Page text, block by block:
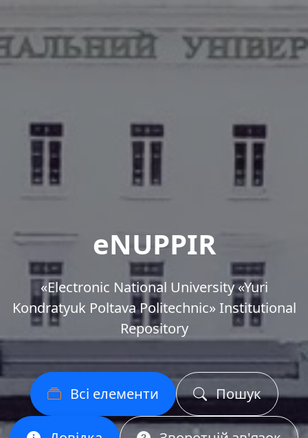
eNUPPIR
«Еlectronic National University «Yuri
Kondratyuk Poltava Politechnic» Institutional
Repository
Всі елементи Пошук